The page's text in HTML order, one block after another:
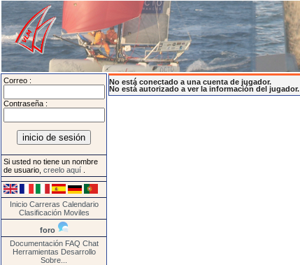
Correo :
Contraseña :
Si usted no tiene un nombre
de usuario, creelo aquí
Inicio Carreras Calendario
Clasificación Moviles
foro
Documentación FAQ Chat
Herramientas Desarrollo
Sobre...
No está conectado a una cuenta de jugador.
No está autorizado a ver la información del jugador.